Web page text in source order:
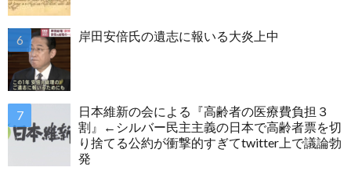
岸田安倍氏の遺志に報いる大炎上中
日本維新の会による『高齢者の医療費負担３
割』←シルバー民主主義の日本で高齢者票を切
り捨てる公約が衝撃的すぎてtwitter上で議論勃
発